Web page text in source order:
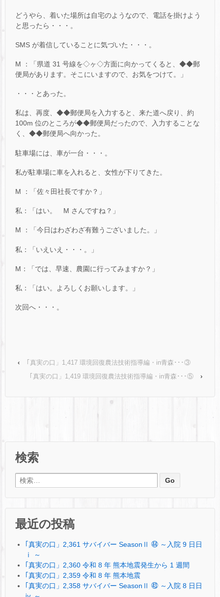
どうやら、着いた場所は自宅のようなので、電話を掛けよう
と思ったら・・・。
SMS が着信していることに気づいた・・・。
M ：「県道 31 号線を◇ヶ◇方面に向かってくると、◆◆郵
便局があります。そこにいますので、お気をつけて。」
・・・とあった。
私は、再度、◆◆郵便局を入力すると、来た道へ戻り、約
100m 位のところが◆◆郵便局だったので、入力することな
く、◆◆郵便局へ向かった。
駐車場には、車が一台・・・。
私が駐車場に車を入れると、女性が下りてきた。
M ：「佐々田社長ですか？」
私：「はい。 M さんですね？」
M ：「今日はわざわざ有難うございました。」
私：「いえいえ・・・。」
M：「では、早速、農園に行ってみますか？」
私：「はい。よろしくお願いします。」
次回へ・・・。
‹
｢真実の口」1,417 環境回復農法技術指導編・in青森･･･③
｢真実の口」1,419 環境回復農法技術指導編・in青森･･･⑤
›
検索
検索:
最近の投稿
｢真実の口」2,361 サバイバー SeasonⅡ ㊹ ～入院 9 日日
ⅰ ～
｢真実の口」2,360 令和 8 年 熊本地震発生から 1 週間
｢真実の口」2,359 令和 8 年 熊本地震
｢真実の口」2,358 サバイバー SeasonⅡ ㊸ ～入院 8 日日